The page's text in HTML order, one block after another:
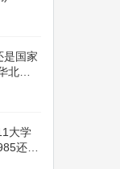
是国家
北大
大学
还是